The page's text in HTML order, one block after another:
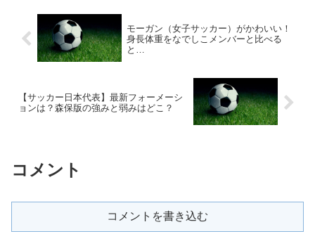
モーガン（女子サッカー）がかわいい！
身長体重をなでしこメンバーと比べる
と…
【サッカー日本代表】最新フォーメーシ
ョンは？森保版の強みと弱みはどこ？
コメント
コメントを書き込む